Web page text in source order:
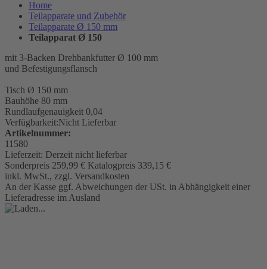
Home
Teilapparate und Zubehör
Teilapparate Ø 150 mm
Teilapparat Ø 150
mit 3-Backen Drehbankfutter Ø 100 mm
und Befestigungsflansch
Tisch Ø 150 mm
Bauhöhe 80 mm
Rundlaufgenauigkeit 0,04
Verfügbarkeit:Nicht Lieferbar
Artikelnummer:
11580
Lieferzeit: Derzeit nicht lieferbar
Sonderpreis 259,99 € Katalogpreis 339,15 €
inkl. MwSt., zzgl. Versandkosten
An der Kasse ggf. Abweichungen der USt. in Abhängigkeit einer
Lieferadresse im Ausland